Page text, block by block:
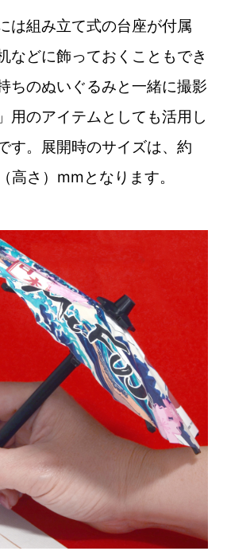
は組み立て式の台座が付属
などに飾っておくこともでき
ちのぬいぐるみと一緒に撮影
用のアイテムとしても活用し
す。展開時のサイズは、約
高さ）mmとなります。